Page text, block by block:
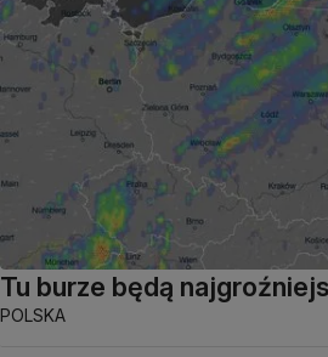
Tu burze będą
POLSKA